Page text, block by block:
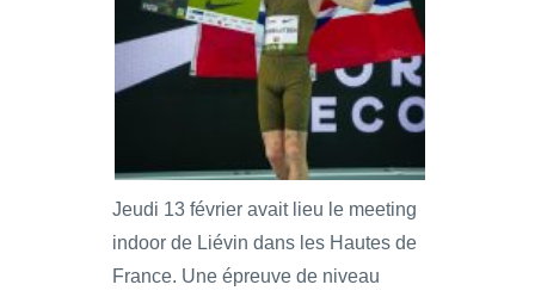
Jeudi 13 février avait lieu le meeting
indoor de Liévin dans les Hautes de
France. Une épreuve de niveau